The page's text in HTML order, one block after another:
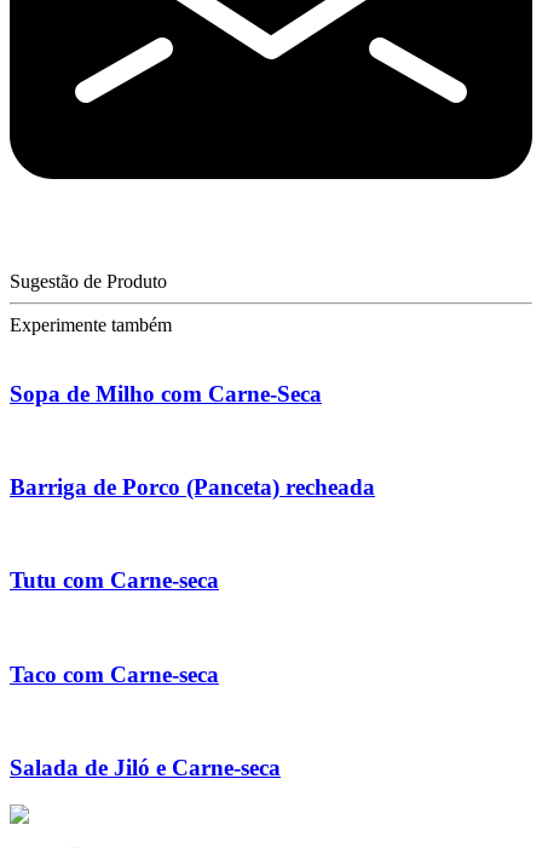
Sugestão de Produto
Experimente também
Sopa de Milho com Carne-Seca
Barriga de Porco (Panceta) recheada
Tutu com Carne-seca
Taco com Carne-seca
Salada de Jiló e Carne-seca